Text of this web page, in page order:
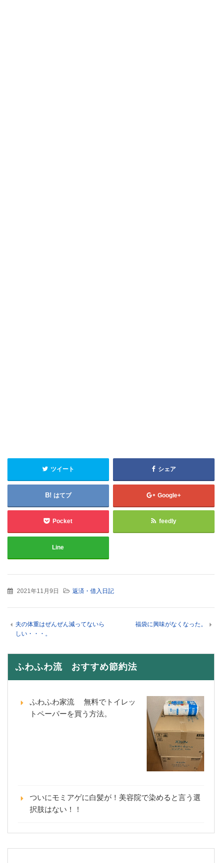
ツイート シェア
はてブ Google+
Pocket feedly
Line
2021年11月9日 返済・借入日記
夫の体重はぜんぜん減ってないら
しい・・・。
福袋に興味がなくなった。
ふわふわ流 おすすめ節約法
ふわふわ家流 無料でトイレッ
トペーパーを買う方法。
ついにモミアゲに白髪が！美容院で染めると言う選
択肢はない！！